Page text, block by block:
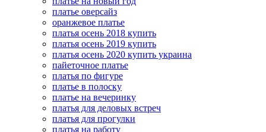
платье оверсайз
оранжевое платье
платья осень 2018 купить
платья осень 2019 купить
платья осень 2020 купить украина
пайеточное платье
платья по фигуре
платье в полоску
платье на вечеринку
платья для деловых встреч
платья для прогулки
платья на работу